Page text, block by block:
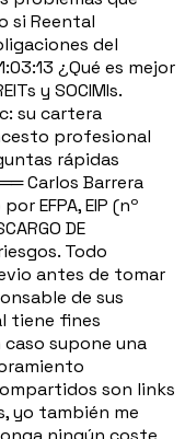
si Reental
del
¿Qué es mejor
y SOCIMIs.
su cartera
profesional
rápidas
Carlos Barrera
EFPA, EIP (nº
DE
Todo
antes de tomar
de sus
tiene fines
supone una
son links
yo también me